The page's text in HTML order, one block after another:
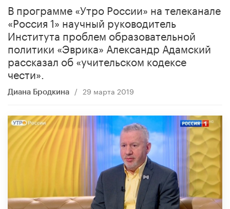
В программе «Утро России» на телеканале
«Россия 1» научный руководитель
Института проблем образовательной
политики «Эврика» Александр Адамский
рассказал об «учительском кодексе
чести».
Диана Бродкина / 29 марта 2019